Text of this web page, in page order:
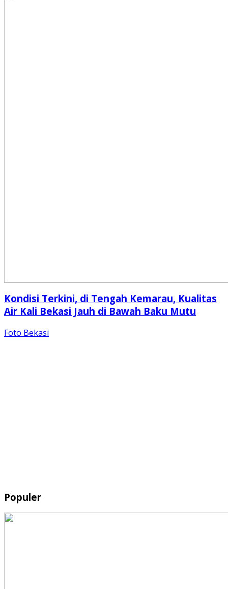
Kondisi Terkini, di Tengah Kemarau, Kualitas
Air Kali Bekasi Jauh di Bawah Baku Mutu
Foto Bekasi
Populer